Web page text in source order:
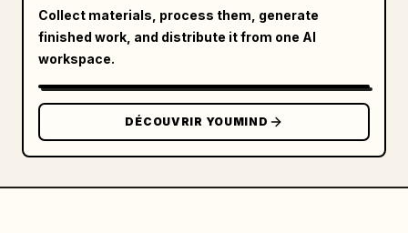
Collect materials, process them, generate
finished work, and distribute it from one AI
workspace.
DÉCOUVRIR YOUMIND